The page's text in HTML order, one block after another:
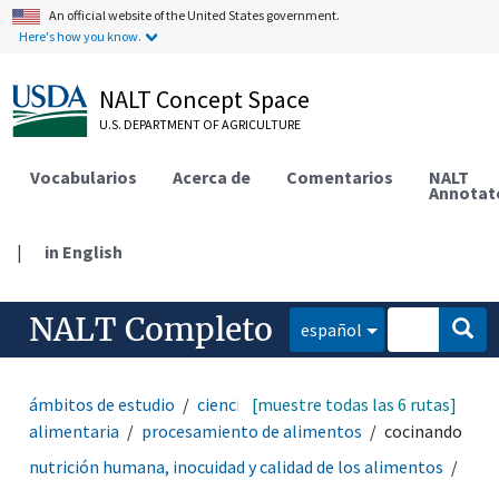
An official website of the United States government.
Here's how you know.
NALT Concept Space
U.S. DEPARTMENT OF AGRICULTURE
Vocabularios Acerca de Comentarios NALT
| in English
NALT Completo español
ámbitos de estudio ciencia de la nutrición
tecnología
alimentaria
procesamiento de alimentos cocinando
[muestre todas las 6 rutas]
nutrición humana, inocuidad y calidad de los alimentos